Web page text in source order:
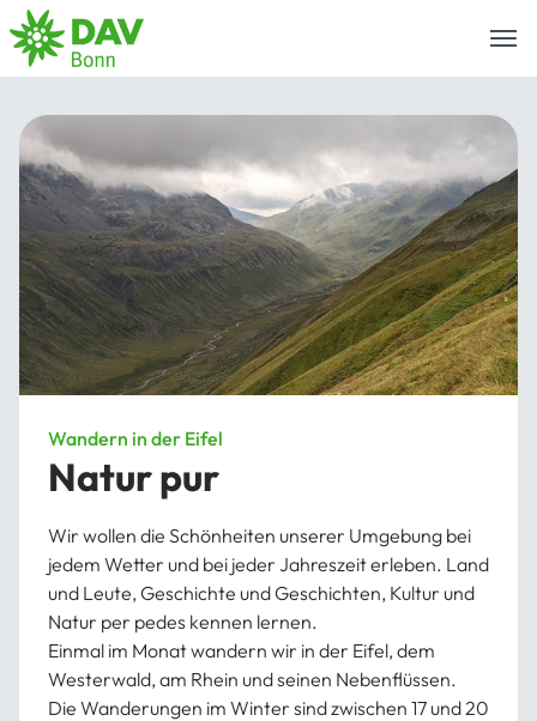
Wandern in der Eifel
Natur pur
Wir wollen die Schönheiten unserer Umgebung bei
jedem Wetter und bei jeder Jahreszeit erleben. Land
und Leute, Geschichte und Geschichten, Kultur und
Natur per pedes kennen lernen.
Einmal im Monat wandern wir in der Eifel, dem
Westerwald, am Rhein und seinen Nebenflüssen.
Die Wanderungen im Winter sind zwischen 17 und 20